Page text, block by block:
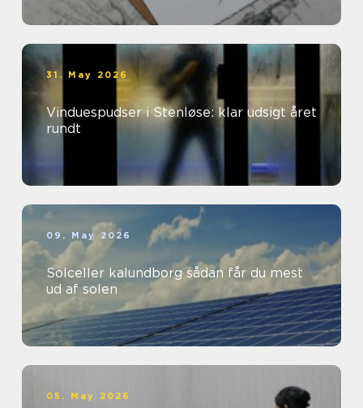
31. May 2026
Vinduespudser i Stenløse: klar udsigt året
rundt
09. May 2026
Solceller kalundborg sådan får du mest
ud af solen
05. May 2026